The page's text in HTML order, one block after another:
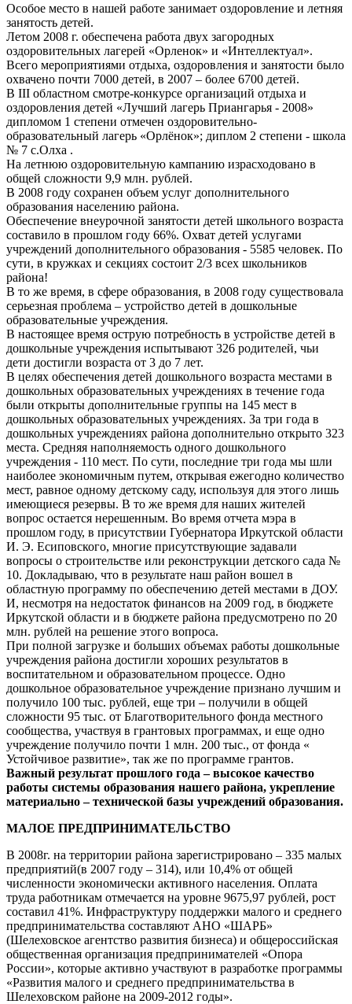
Особое место в нашей работе занимает оздоровление и летняя
занятость детей.
Летом 2008 г. обеспечена работа двух загородных
оздоровительных лагерей «Орленок» и «Интеллектуал».
Всего мероприятиями отдыха, оздоровления и занятости было
охвачено почти 7000 детей, в 2007 – более 6700 детей.
В III областном смотре-конкурсе организаций отдыха и
оздоровления детей «Лучший лагерь Приангарья - 2008»
дипломом 1 степени отмечен оздоровительно-
образовательный лагерь «Орлёнок»; диплом 2 степени - школа
№ 7 с.Олха .
На летнюю оздоровительную кампанию израсходовано в
общей сложности 9,9 млн. рублей.
В 2008 году сохранен объем услуг дополнительного
образования населению района.
Обеспечение внеурочной занятости детей школьного возраста
составило в прошлом году 66%. Охват детей услугами
учреждений дополнительного образования - 5585 человек. По
сути, в кружках и секциях состоит 2/3 всех школьников
района!
В то же время, в сфере образования, в 2008 году существовала
серьезная проблема – устройство детей в дошкольные
образовательные учреждения.
В настоящее время острую потребность в устройстве детей в
дошкольные учреждения испытывают 326 родителей, чьи
дети достигли возраста от 3 до 7 лет.
В целях обеспечения детей дошкольного возраста местами в
дошкольных образовательных учреждениях в течение года
были открыты дополнительные группы на 145 мест в
дошкольных образовательных учреждениях. За три года в
дошкольных учреждениях района дополнительно открыто 323
места. Средняя наполняемость одного дошкольного
учреждения - 110 мест. По сути, последние три года мы шли
наиболее экономичным путем, открывая ежегодно количество
мест, равное одному детскому саду, используя для этого лишь
имеющиеся резервы. В то же время для наших жителей
вопрос остается нерешенным. Во время отчета мэра в
прошлом году, в присутствии Губернатора Иркутской области
И. Э. Есиповского, многие присутствующие задавали
вопросы о строительстве или реконструкции детского сада №
10. Докладываю, что в результате наш район вошел в
областную программу по обеспечению детей местами в ДОУ.
И, несмотря на недостаток финансов на 2009 год, в бюджете
Иркутской области и в бюджете района предусмотрено по 20
млн. рублей на решение этого вопроса.
При полной загрузке и больших объемах работы дошкольные
учреждения района достигли хороших результатов в
воспитательном и образовательном процессе. Одно
дошкольное образовательное учреждение признано лучшим и
получило 100 тыс. рублей, еще три – получили в общей
сложности 95 тыс. от Благотворительного фонда местного
сообщества, участвуя в грантовых программах, и еще одно
учреждение получило почти 1 млн. 200 тыс., от фонда «
Устойчивое развитие», так же по программе грантов.
Важный результат прошлого года – высокое качество
работы системы образования нашего района, укрепление
материально – технической базы учреждений образования.
МАЛОЕ ПРЕДПРИНИМАТЕЛЬСТВО
В 2008г. на территории района зарегистрировано – 335 малых
предприятий(в 2007 году – 314), или 10,4% от общей
численности экономически активного населения. Оплата
труда работникам отмечается на уровне 9675,97 рублей, рост
составил 41%. Инфраструктуру поддержки малого и среднего
предпринимательства составляют АНО «ШАРБ»
(Шелеховское агентство развития бизнеса) и общероссийская
общественная организация предпринимателей «Опора
России», которые активно участвуют в разработке программы
«Развития малого и среднего предпринимательства в
Шелеховском районе на 2009-2012 годы».